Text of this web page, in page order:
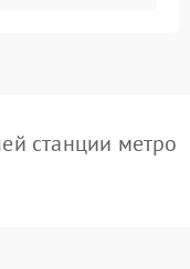
станции метро